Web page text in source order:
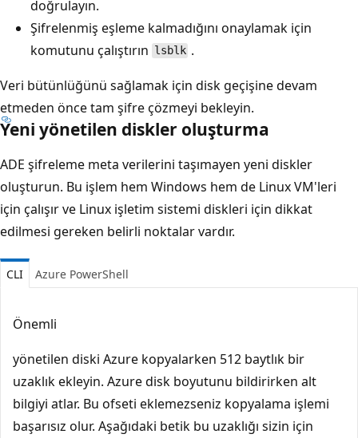
doğrulayın.
Şifrelenmiş eşleme kalmadığını onaylamak için
komutunu çalıştırın lsblk .
Veri bütünlüğünü sağlamak için disk geçişine devam
etmeden önce tam şifre çözmeyi bekleyin.
Yeni yönetilen diskler oluşturma
ADE şifreleme meta verilerini taşımayen yeni diskler
oluşturun. Bu işlem hem Windows hem de Linux VM'leri
için çalışır ve Linux işletim sistemi diskleri için dikkat
edilmesi gereken belirli noktalar vardır.
CLI Azure PowerShell
Önemli
yönetilen diski Azure kopyalarken 512 baytlık bir
uzaklık ekleyin. Azure disk boyutunu bildirirken alt
bilgiyi atlar. Bu ofseti eklemezseniz kopyalama işlemi
başarısız olur. Aşağıdaki betik bu uzaklığı sizin için